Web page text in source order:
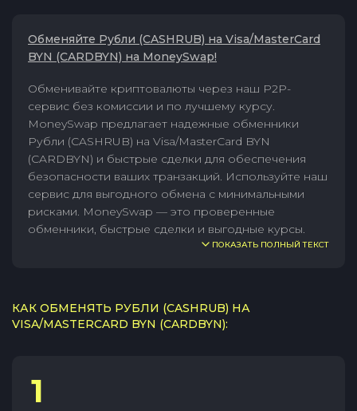
Обменяйте Рубли (CASHRUB) на Visa/MasterCard
BYN (CARDBYN) на MoneySwap!
Обменивайте криптовалюты через наш P2P-
сервис без комиссии и по лучшему курсу.
MoneySwap предлагает надежные обменники
Рубли (CASHRUB) на Visa/MasterCard BYN
(CARDBYN) и быстрые сделки для обеспечения
безопасности ваших транзакций. Используйте наш
сервис для выгодного обмена с минимальными
рисками. MoneySwap — это проверенные
обменники, быстрые сделки и выгодные курсы.
ПОКАЗАТЬ ПОЛНЫЙ ТЕКСТ
КАК ОБМЕНЯТЬ РУБЛИ (CASHRUB) НА
VISA/MASTERCARD BYN (CARDBYN):
1